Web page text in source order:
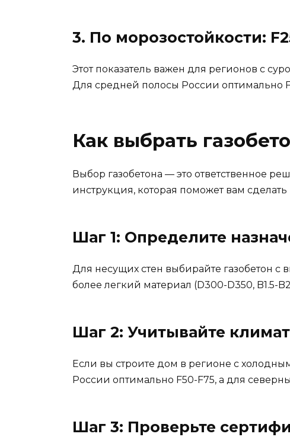
3. По морозостойкости:
Этот показатель важен для регионов с
Для средней полосы России оптимально
Как выбрать
Выбор газобетона — это ответственное
инструкция, которая поможет вам
Шаг 1: Определите
Для несущих стен выбирайте газобетон
более легкий материал (D300-D350, B1.5-
Шаг 2: Учитывайте
Если вы строите дом в регионе с
России оптимально F50-F75, а для
Шаг 3: Проверьте